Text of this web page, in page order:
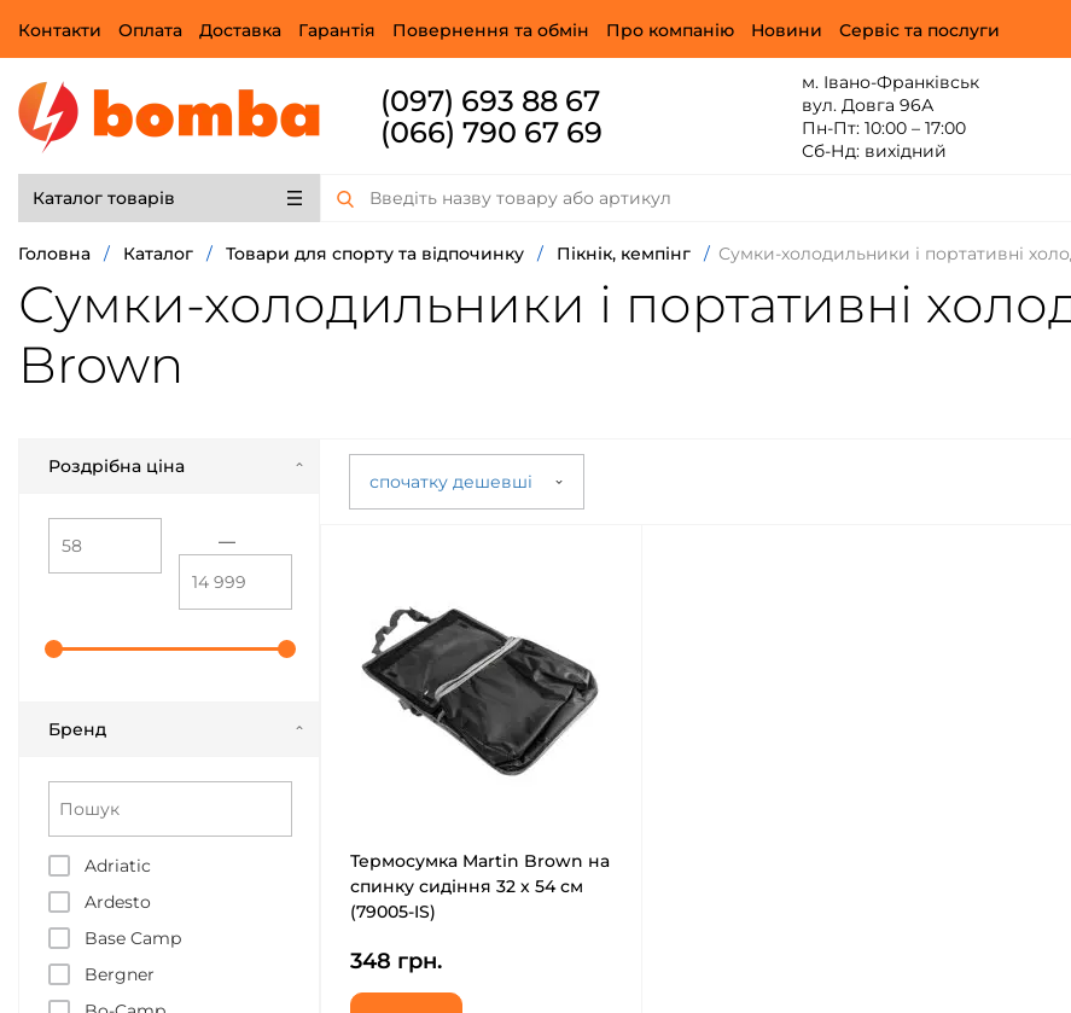
Контакти Оплата Доставка Гарантія Повернення та обмін Про компанію Новини Сервіс та послуги
(097) 693 88 67
(066) 790 67 69
м. Івано-Франківськ
вул. Довга 96А
Пн-Пт: 10:00 – 17:00
Сб-Нд: вихідний
Каталог товарів
Головна / Каталог / Товари для спорту та відпочинку / Пікнік, кемпінг / Сумки-холодильники і портативні
Сумки-холодильники і портативні
Brown
спочатку дешевші
Роздрібна ціна
—
Бренд
Adriatic
Ardesto
Base Camp
Bergner
Термосумка Martin Brown на
спинку сидіння 32 х 54 см
(79005-IS)
348 грн.